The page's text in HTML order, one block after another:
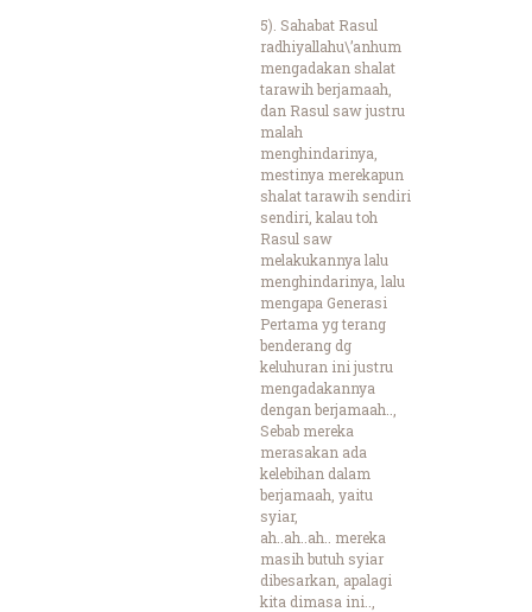
5). Sahabat Rasul
radhiyallahu\’anhum
mengadakan shalat
tarawih berjamaah,
dan Rasul saw justru
malah
menghindarinya,
mestinya merekapun
shalat tarawih sendiri
sendiri, kalau toh
Rasul saw
melakukannya lalu
menghindarinya, lalu
mengapa Generasi
Pertama yg terang
benderang dg
keluhuran ini justru
mengadakannya
dengan berjamaah..,
Sebab mereka
merasakan ada
kelebihan dalam
berjamaah, yaitu
syiar,
ah..ah..ah.. mereka
masih butuh syiar
dibesarkan, apalagi
kita dimasa ini..,